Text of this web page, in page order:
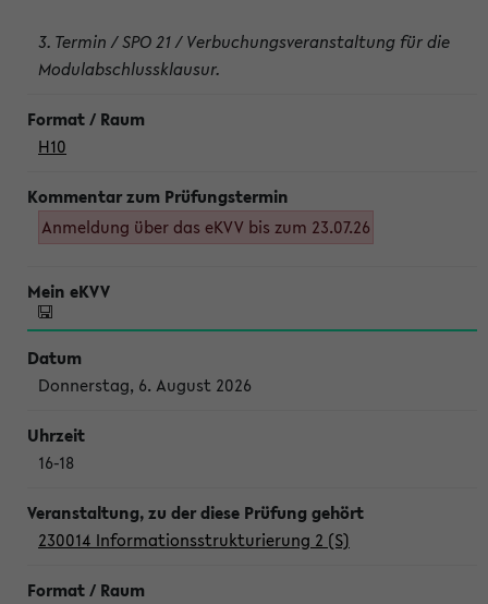
3. Termin / SPO 21 / Verbuchungsveranstaltung für die
Modulabschlussklausur.
H10
Anmeldung über das eKVV bis zum 23.07.26
Donnerstag, 6. August 2026
16-18
230014 Informationsstrukturierung 2 (S)